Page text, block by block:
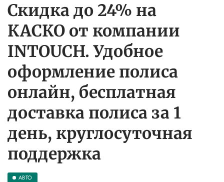
Скидка до 24% на
КАСКО от компании
INTOUCH. Удобное
оформление полиса
онлайн, бесплатная
доставка полиса за 1
день, круглосуточная
поддержка
АВТО